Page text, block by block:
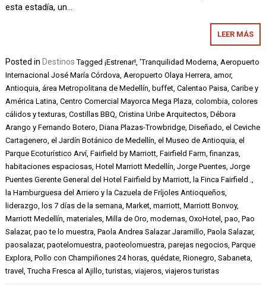
esta estadía, un…
LEER MÁS
Posted in Destinos Tagged¡Estrenar!,'Tranquilidad Moderna,Aeropuerto
Internacional José María Córdova,Aeropuerto Olaya Herrera,amor,
Antioquia,área Metropolitana de Medellín, buffet,Calentao Paisa,Caribe y
América Latina,Centro Comercial Mayorca Mega Plaza,colombia,colores
cálidos y texturas,Costillas BBQ,Cristina Uribe Arquitectos,Débora
Arango y Fernando Botero,Diana Plazas-Trowbridge,Diseñado,el Ceviche
Cartagenero,el Jardín Botánico de Medellín,el Museo de Antioquia,el
Parque Ecoturístico Arví,Fairfield by Marriott,Fairfield Farm,finanzas,
habitaciones espaciosas,Hotel Marriott Medellín,Jorge Puentes,Jorge
Puentes Gerente General del Hotel Fairfield by Marriott, la Finca Fairfield .,
la Hamburguesa del Arriero y la Cazuela de Fríjoles Antioqueños,
liderazgo, los 7 días de la semana,Market,marriott,Marriott Bonvoy,
Marriott Medellín,materiales,Milla de Oro,modernas,OxoHotel,pao,Pao
Salazar,pao te lo muestra,Paola Andrea Salazar Jaramillo,Paola Salazar,
paosalazar,paotelomuestra,paoteolomuestra,parejas negocios,Parque
Explora,Pollo con Champiñones 24 horas,quédate,Rionegro,Sabaneta,
travel,Trucha Fresca al Ajillo,turistas,viajeros,viajeros turistas